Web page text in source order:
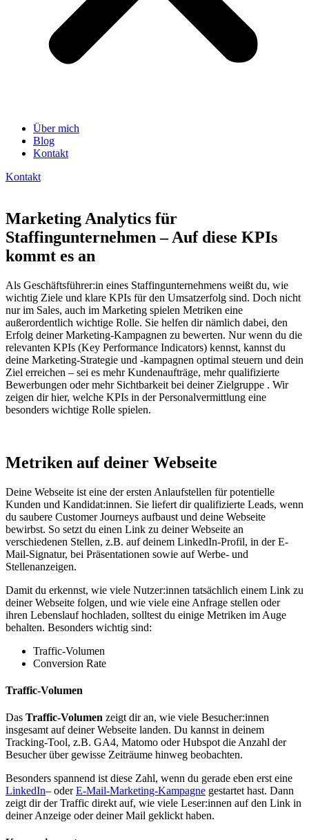
Über mich
Blog
Kontakt
Kontakt
Marketing Analytics für
Staffingunternehmen – Auf diese KPIs
kommt es an
Als Geschäftsführer:in eines Staffingunternehmens weißt du, wie
wichtig Ziele und klare KPIs für den Umsatzerfolg sind. Doch nicht
nur im Sales, auch im Marketing spielen Metriken eine
außerordentlich wichtige Rolle. Sie helfen dir nämlich dabei, den
Erfolg deiner Marketing-Kampagnen zu bewerten. Nur wenn du die
relevanten KPIs (Key Performance Indicators) kennst, kannst du
deine Marketing-Strategie und -kampagnen optimal steuern und dein
Ziel erreichen – sei es mehr Kundenaufträge, mehr qualifizierte
Bewerbungen oder mehr Sichtbarkeit bei deiner Zielgruppe . Wir
zeigen dir hier, welche KPIs in der Personalvermittlung eine
besonders wichtige Rolle spielen.
Metriken auf deiner Webseite
Deine Webseite ist eine der ersten Anlaufstellen für potentielle
Kunden und Kandidat:innen. Sie liefert dir qualifizierte Leads, wenn
du saubere Customer Journeys aufbaust und deine Webseite
bewirbst. So setzt du einen Link zu deiner Webseite an
verschiedenen Stellen, z.B. auf deinem LinkedIn-Profil, in der E-
Mail-Signatur, bei Präsentationen sowie auf Werbe- und
Stellenanzeigen.
Damit du erkennst, wie viele Nutzer:innen tatsächlich einem Link zu
deiner Webseite folgen, und wie viele eine Anfrage stellen oder
ihren Lebenslauf hochladen, solltest du einige Metriken im Auge
behalten. Besonders wichtig sind:
Traffic-Volumen
Conversion Rate
Traffic-Volumen
Das Traffic-Volumen zeigt dir an, wie viele Besucher:innen
insgesamt auf deiner Webseite landen. Du kannst in deinem
Tracking-Tool, z.B. GA4, Matomo oder Hubspot die Anzahl der
Besucher über gewisse Zeiträume hinweg beobachten.
Besonders spannend ist diese Zahl, wenn du gerade eben erst eine
LinkedIn– oderE-Mail-Marketing-Kampagne gestartet hast. Dann
zeigt dir der Traffic direkt auf, wie viele Leser:innen auf den Link in
deiner Anzeige oder deiner Mail geklickt haben.